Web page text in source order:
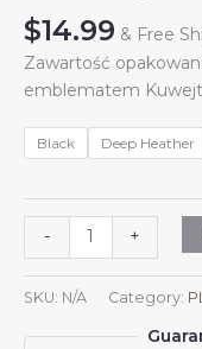
$14.99 & Free
Zawartość
emblematem
Black Deep Heather
-
Kuwejtu,
kapelusze
przeciwsłoneczne
dla
+
SKU: N/A Category: PL